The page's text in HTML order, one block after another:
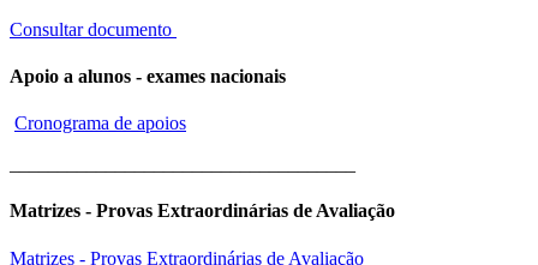
Consultar documento
Apoio a alunos - exames nacionais
Cronograma de apoios
Matrizes - Provas Extraordinárias de Avaliação
Matrizes - Provas Extraordinárias de Avaliação